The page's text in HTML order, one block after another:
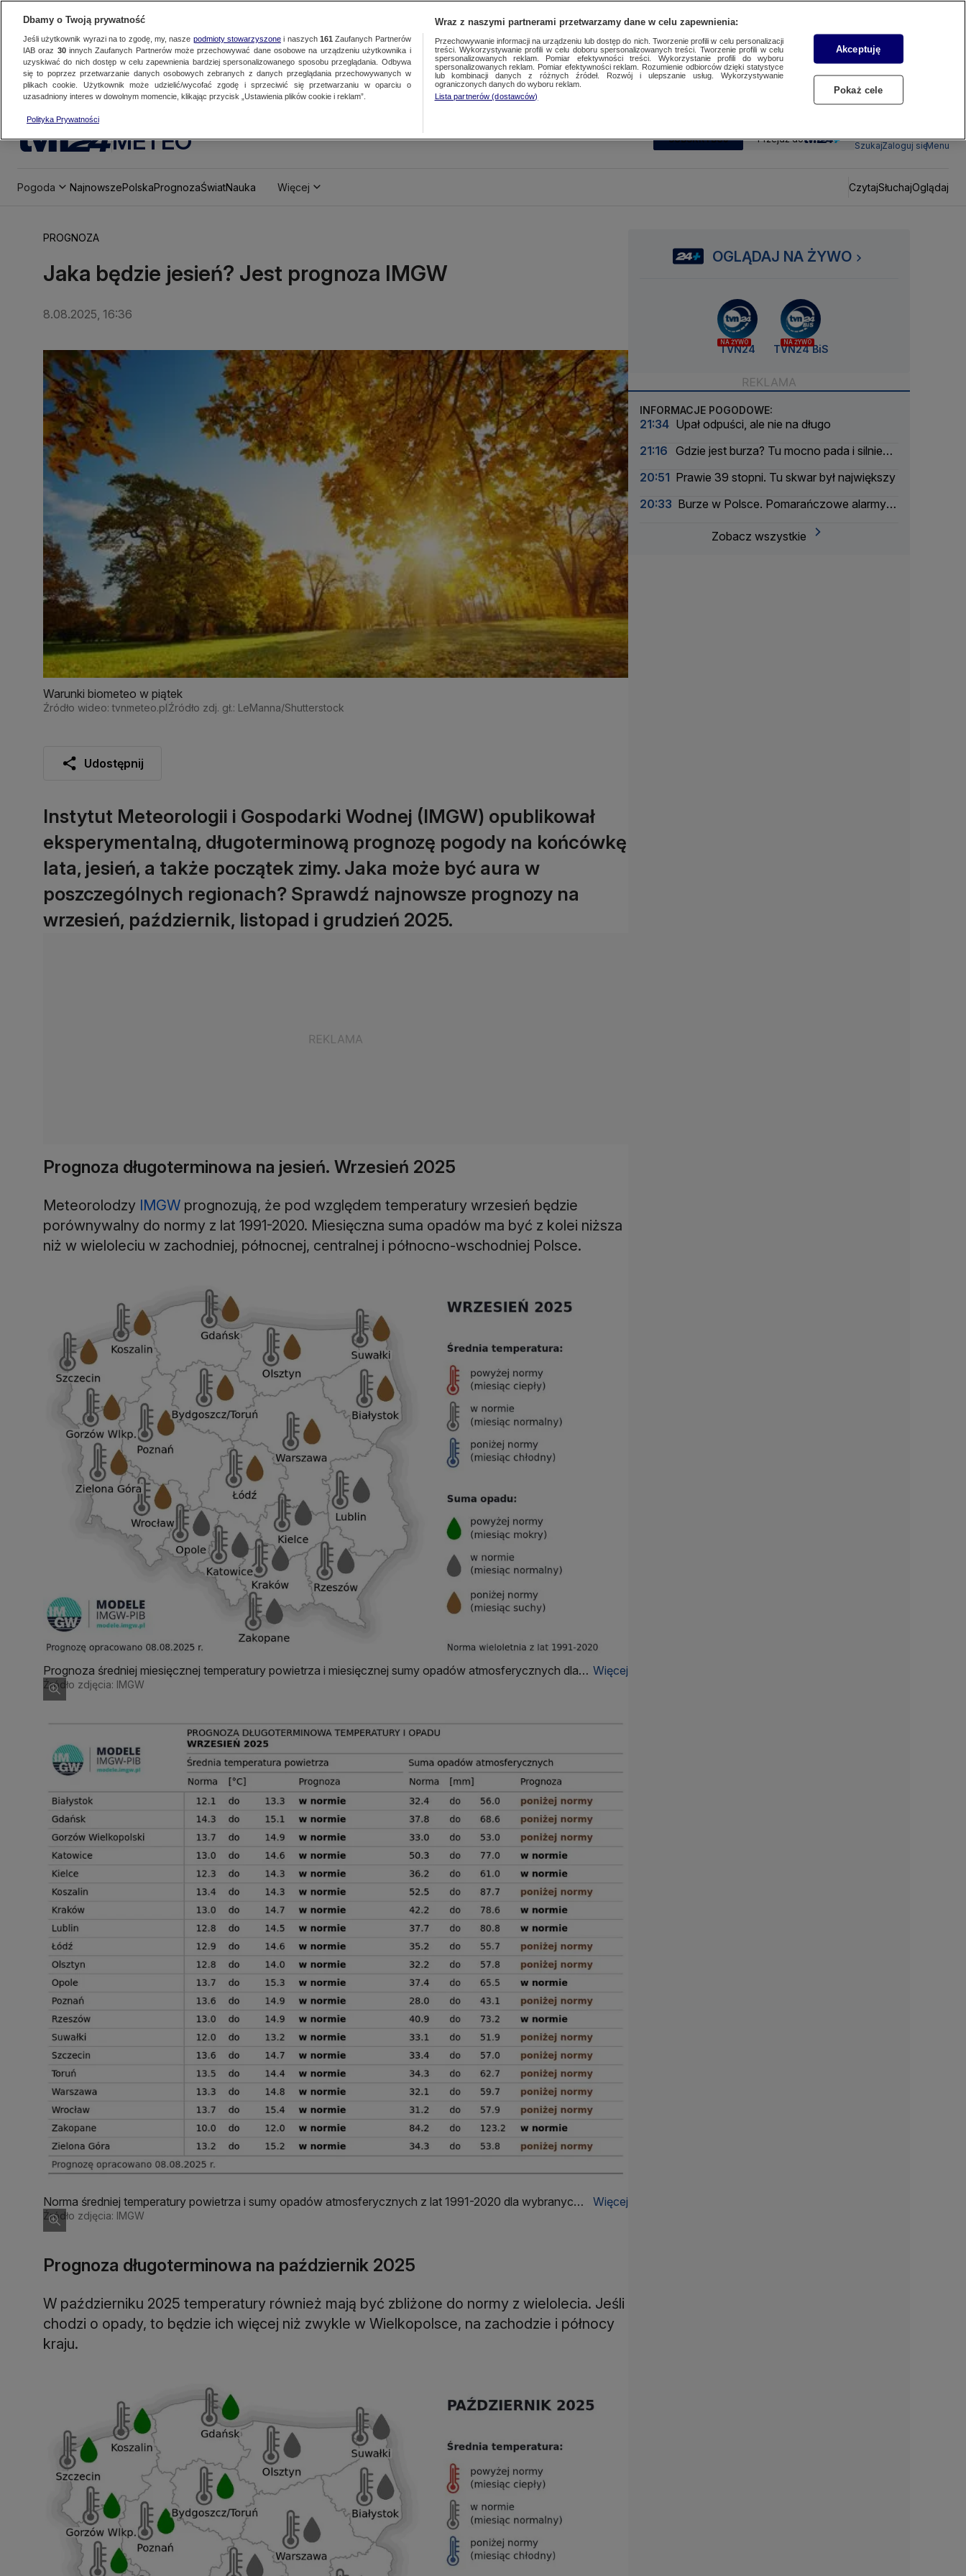
METEO SUBSKRYBUJ Przejdź do
SzukajZaloguj sięMenu
Pogoda NajnowszePolskaPrognozaŚwiatNauka Więcej CzytajSłuchajOglądaj
PROGNOZA
Jaka będzie jesień? Jest prognoza IMGW
8.08.2025, 16:36
Warunki biometeo w piątek
Źródło wideo: tvnmeteo.plŹródło zdj. gł.: LeManna/Shutterstock
Udostępnij
Instytut Meteorologii i Gospodarki Wodnej (IMGW) opublikował
eksperymentalną, długoterminową prognozę pogody na końcówkę
lata, jesień, a także początek zimy. Jaka może być aura w
poszczególnych regionach? Sprawdź najnowsze prognozy na
wrzesień, październik, listopad i grudzień 2025.
Prognoza długoterminowa na jesień. Wrzesień 2025
Meteorolodzy IMGW prognozują, że pod względem temperatury wrzesień będzie
porównywalny do normy z lat 1991-2020. Miesięczna suma opadów ma być z kolei niższa
niż w wieloleciu w zachodniej, północnej, centralnej i północno-wschodniej Polsce.
Prognoza średniej miesięcznej temperatury powietrza i miesięcznej sumy opadów atmosferycznych dla
wybranych miast w Polsce
Więcej
Źródło zdjęcia: IMGW
Norma średniej temperatury powietrza i sumy opadów atmosferycznych z lat 1991-2020 dla wybranych
miast w Polsce wraz z prognozą
Więcej
Źródło zdjęcia: IMGW
Prognoza długoterminowa na październik 2025
W październiku 2025 temperatury również mają być zbliżone do normy z wielolecia. Jeśli
chodzi o opady, to będzie ich więcej niż zwykle w Wielkopolsce, na zachodzie i północy
kraju.
OGLĄDAJ NA ŻYWO
NA ŻYWO
TVN24
NA ŻYWO
TVN24 BiS
INFORMACJE POGODOWE:
21:34 Upał odpuści, ale nie na długo
21:16 Gdzie jest burza? Tu mocno pada i silnie
20:51 Prawie 39 stopni. Tu skwar był największy
20:33 Burze w Polsce. Pomarańczowe alarmy w
Zobacz wszystkie
Dbamy o Twoją prywatność
Jeśli użytkownik wyrazi na to zgodę, my, nasze podmioty stowarzyszonei naszych 161 Zaufanych Partnerów
IAB oraz 30innych Zaufanych Partnerów może przechowywać dane osobowe na urządzeniu użytkownika i
uzyskiwać do nich dostęp w celu zapewnienia bardziej spersonalizowanego sposobu przeglądania. Odbywa
się to poprzez przetwarzanie danych osobowych zebranych z danych przeglądania przechowywanych w
plikach cookie. Użytkownik może udzielić/wycofać zgodę i sprzeciwić się przetwarzaniu w oparciu o
uzasadniony interes w dowolnym momencie, klikając przycisk „Ustawienia plików cookie i reklam”.
Polityka Prywatności
Wraz z naszymi partnerami przetwarzamy dane w celu zapewnienia:
Przechowywanie informacji na urządzeniu lub dostęp do nich. Tworzenie profili w celu personalizacji
treści. Wykorzystywanie profili w celu doboru spersonalizowanych treści. Tworzenie profili w celu
spersonalizowanych reklam. Pomiar efektywności treści. Wykorzystanie profili do wyboru
spersonalizowanych reklam. Pomiar efektywności reklam. Rozumienie odbiorców dzięki statystyce
lub kombinacji danych z różnych źródeł. Rozwój i ulepszanie usług. Wykorzystywanie
ograniczonych danych do wyboru reklam.
Lista partnerów (dostawców)
Akceptuję
Pokaż cele